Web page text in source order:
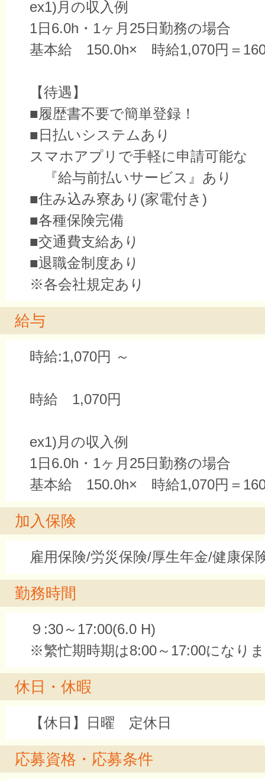
ex1)月の収入例
1日6.0h・1ヶ月25日勤務の場合
基本給 150.0h× 時給1,070円＝
【待遇】
■履歴書不要で簡単登録！
■日払いシステムあり
スマホアプリで手軽に申請可能な
『給与前払いサービス』あり
■住み込み寮あり(家電付き)
■各種保険完備
■交通費支給あり
■退職金制度あり
※各会社規定あり
給与
時給:1,070円 ～
時給 1,070円
ex1)月の収入例
1日6.0h・1ヶ月25日勤務の場合
基本給 150.0h× 時給1,070円＝
加入保険
雇用保険/労災保険/厚生年金/健康保
勤務時間
９:30～17:00(6.0 H)
※繁忙期時期は8:00～17:00になり
休日・休暇
【休日】日曜 定休日
応募資格・応募条件